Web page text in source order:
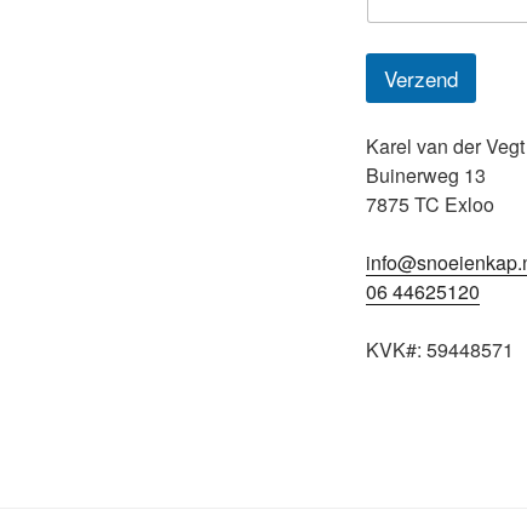
r
Verzend
Karel van der Vegt
Buinerweg 13
7875 TC Exloo
06 44625120
KVK#: 59448571